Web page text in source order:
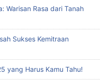
Warisan Rasa dari Tanah
Sukses Kemitraan
yang Harus Kamu Tahu!